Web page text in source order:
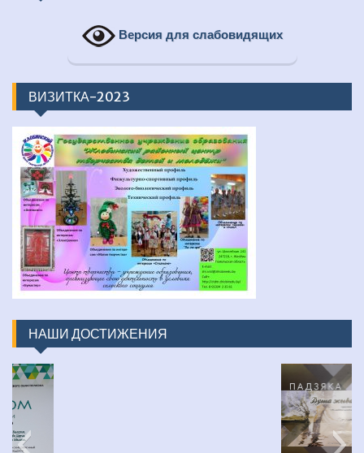
Версия для слабовидящих
ВИЗИТКА-2023
НАШИ ДОСТИЖЕНИЯ